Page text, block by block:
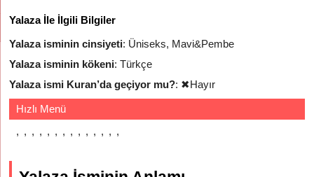
Yalaza İle İlgili Bilgiler
Yalaza isminin cinsiyeti: Üniseks, Mavi&Pembe
Yalaza isminin kökeni: Türkçe
Yalaza ismi Kuran’da geçiyor mu?: ✖Hayır
Hızlı Menü